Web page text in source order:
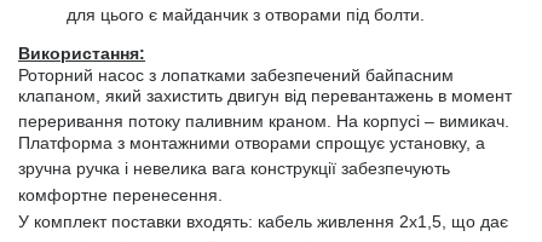
для цього є майданчик з отворами під болти.
Використання:
Роторний насос з лопатками забезпечений байпасним
клапаном, який захистить двигун від перевантажень в момент
переривання потоку паливним краном. На корпусі – вимикач.
Платформа з монтажними отворами спрощує установку, а
зручна ручка і невелика вага конструкції забезпечують
комфортне перенесення.
У комплект поставки входять: кабель живлення 2x1,5, що дає